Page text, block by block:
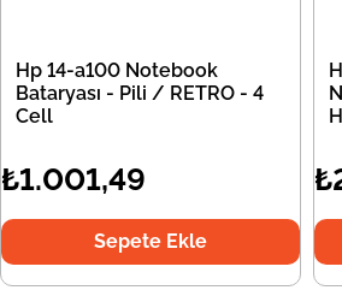
Hp 14-a100 Notebook
Bataryası - Pili / RETRO - 4
Cell
₺1.001,49
Sepete Ekle